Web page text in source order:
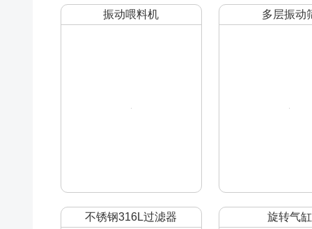
振动喂料机 多层振动
不锈钢316L过滤器 旋转气缸